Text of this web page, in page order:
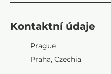
Kontaktní údaje
Prague
Praha, Czechia